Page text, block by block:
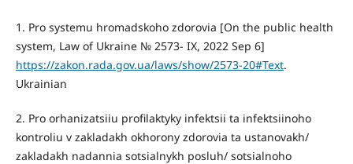
1. Pro systemu hromadskoho zdorovia [On the public health
system, Law of Ukraine № 2573- IX, 2022 Sep 6]
https://zakon.rada.gov.ua/laws/show/2573-20#Text.
Ukrainian
2. Pro orhanizatsiiu profilaktyky infektsii ta infektsiinoho
kontroliu v zakladakh okhorony zdorovia ta ustanovakh/
zakladakh nadannia sotsialnykh posluh/ sotsialnoho